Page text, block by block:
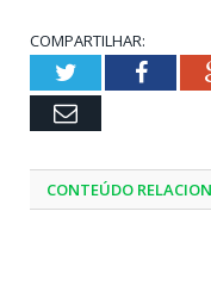
COMPARTILHAR:
Twitter
Email
CONTEÚDO